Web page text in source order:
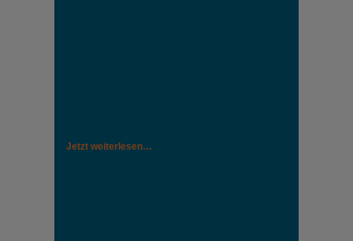
Jetzt weiterlesen…